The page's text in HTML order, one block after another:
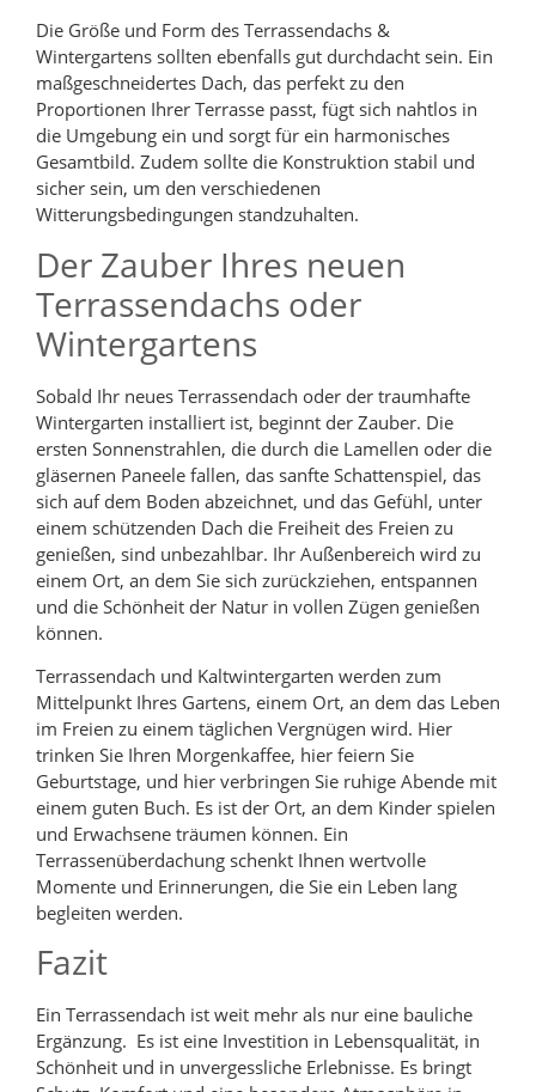
Die Größe und Form des Terrassendachs &
Wintergartens sollten ebenfalls gut durchdacht sein. Ein
maßgeschneidertes Dach, das perfekt zu den
Proportionen Ihrer Terrasse passt, fügt sich nahtlos in
die Umgebung ein und sorgt für ein harmonisches
Gesamtbild. Zudem sollte die Konstruktion stabil und
sicher sein, um den verschiedenen
Witterungsbedingungen standzuhalten.
Der Zauber Ihres neuen
Terrassendachs oder
Wintergartens
Sobald Ihr neues Terrassendach oder der traumhafte
Wintergarten installiert ist, beginnt der Zauber. Die
ersten Sonnenstrahlen, die durch die Lamellen oder die
gläsernen Paneele fallen, das sanfte Schattenspiel, das
sich auf dem Boden abzeichnet, und das Gefühl, unter
einem schützenden Dach die Freiheit des Freien zu
genießen, sind unbezahlbar. Ihr Außenbereich wird zu
einem Ort, an dem Sie sich zurückziehen, entspannen
und die Schönheit der Natur in vollen Zügen genießen
können.
Terrassendach und Kaltwintergarten werden zum
Mittelpunkt Ihres Gartens, einem Ort, an dem das Leben
im Freien zu einem täglichen Vergnügen wird. Hier
trinken Sie Ihren Morgenkaffee, hier feiern Sie
Geburtstage, und hier verbringen Sie ruhige Abende mit
einem guten Buch. Es ist der Ort, an dem Kinder spielen
und Erwachsene träumen können. Ein
Terrassenüberdachung schenkt Ihnen wertvolle
Momente und Erinnerungen, die Sie ein Leben lang
begleiten werden.
Fazit
Ein Terrassendach ist weit mehr als nur eine bauliche
Ergänzung. Es ist eine Investition in Lebensqualität, in
Schönheit und in unvergessliche Erlebnisse. Es bringt